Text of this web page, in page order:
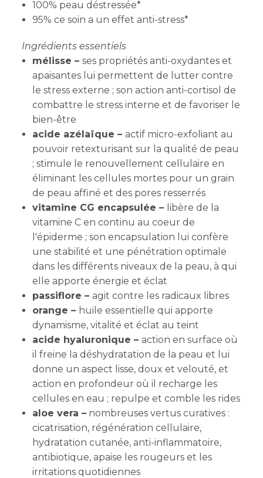
100% peau déstressée*
95% ce soin a un effet anti-stress*
Ingrédients essentiels
mélisse – ses propriétés anti-oxydantes et
apaisantes lui permettent de lutter contre
le stress externe ; son action anti-cortisol de
combattre le stress interne et de favoriser le
bien-être
acide azélaïque – actif micro-exfoliant au
pouvoir retexturisant sur la qualité de peau
; stimule le renouvellement cellulaire en
éliminant les cellules mortes pour un grain
de peau affiné et des pores resserrés
vitamine CG encapsulée – libère de la
vitamine C en continu au coeur de
l'épiderme ; son encapsulation lui confère
une stabilité et une pénétration optimale
dans les différents niveaux de la peau, à qui
elle apporte énergie et éclat
passiflore – agit contre les radicaux libres
orange – huile essentielle qui apporte
dynamisme, vitalité et éclat au teint
acide hyaluronique – action en surface où
il freine la déshydratation de la peau et lui
donne un aspect lisse, doux et velouté, et
action en profondeur où il recharge les
cellules en eau ; repulpe et comble les rides
aloe vera – nombreuses vertus curatives :
cicatrisation, régénération cellulaire,
hydratation cutanée, anti-inflammatoire,
antibiotique, apaise les rougeurs et les
irritations quotidiennes